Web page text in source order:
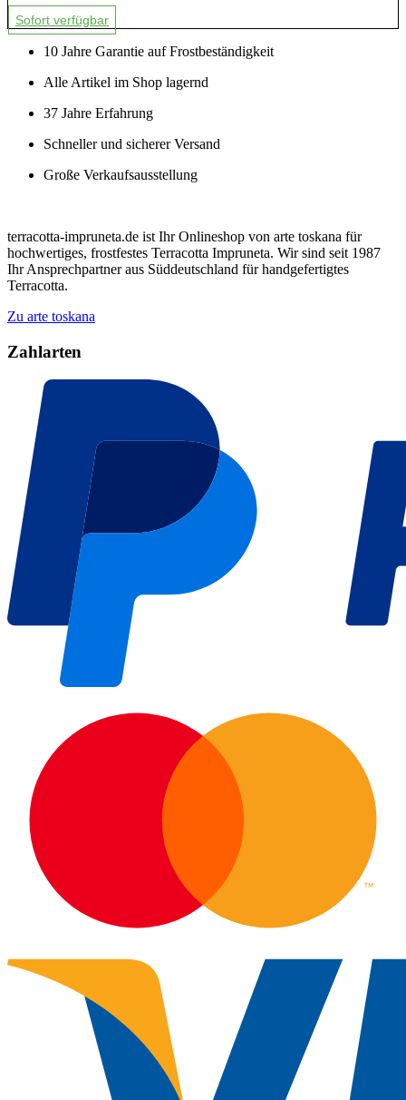
Sofort verfügbar
10 Jahre Garantie auf Frostbeständigkeit
Alle Artikel im Shop lagernd
37 Jahre Erfahrung
Schneller und sicherer Versand
Große Verkaufsausstellung
terracotta-impruneta.de ist Ihr Onlineshop von arte toskana für
hochwertiges, frostfestes Terracotta Impruneta. Wir sind seit 1987
Ihr Ansprechpartner aus Süddeutschland für handgefertigtes
Terracotta.
Zu arte toskana
Zahlarten